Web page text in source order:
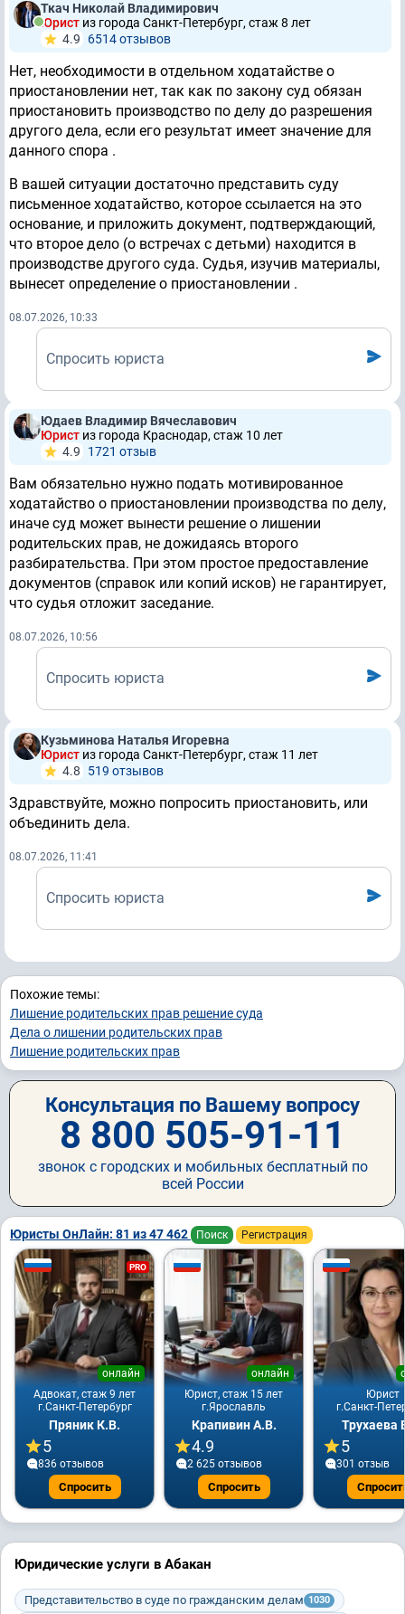
Ткач Николай Владимирович
Юрист из города Санкт-Петербург, стаж 8 лет
4.9
6514 отзывов
Нет, необходимости в отдельном ходатайстве о
приостановлении нет, так как по закону суд обязан
приостановить производство по делу до разрешения
другого дела, если его результат имеет значение для
данного спора .
В вашей ситуации достаточно представить суду
письменное ходатайство, которое ссылается на это
основание, и приложить документ, подтверждающий,
что второе дело (о встречах с детьми) находится в
производстве другого суда. Судья, изучив материалы,
вынесет определение о приостановлении .
08.07.2026, 10:33
Спросить юриста
Юдаев Владимир Вячеславович
Юрист из города Краснодар, стаж 10 лет
4.9
1721 отзыв
Вам обязательно нужно подать мотивированное
ходатайство о приостановлении производства по делу,
иначе суд может вынести решение о лишении
родительских прав, не дожидаясь второго
разбирательства. При этом простое предоставление
документов (справок или копий исков) не гарантирует,
что судья отложит заседание.
08.07.2026, 10:56
Спросить юриста
Кузьминова Наталья Игоревна
Юрист из города Санкт-Петербург, стаж 11 лет
4.8
519 отзывов
Здравствуйте, можно попросить приостановить, или
объединить дела.
08.07.2026, 11:41
Спросить юриста
Похожие темы:
Лишение родительских прав решение суда
Дела о лишении родительских прав
Лишение родительских прав
Консультация по Вашему вопросу
8 800 505-91-11
звонок с городских и мобильных бесплатный по
всей России
Юристы ОнЛайн: 81 из 47 462 Поиск Регистрация
PRO
Адвокат, стаж 9 лет
онлайн
г.Санкт-Петербург
Пряник К.В.
5
836 отзывов
Спросить
Юрист, стаж 15 лет
онлайн
г.Ярославль
Крапивин А.В.
4.9
2 625 отзывов
Спросить
Юрист
г.Санкт-
Трухаева
5
301 отзыв
Юридические услуги в Абакан
Представительство в суде по гражданским делам 1030